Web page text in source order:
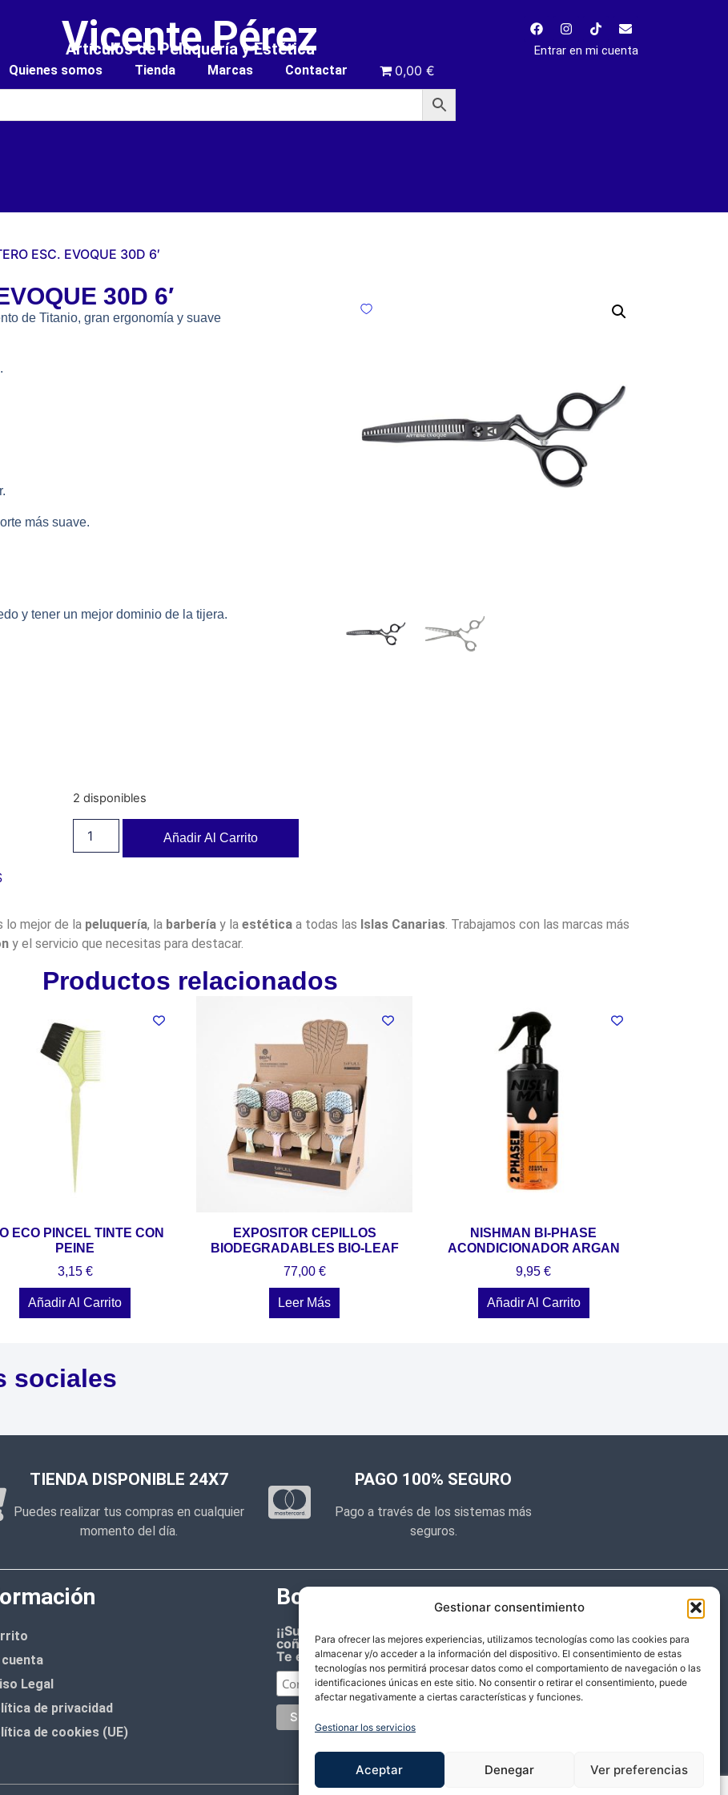
Gestionar consentimiento
Para ofrecer las mejores experiencias, utilizamos tecnologías como las cookies para
almacenar y/o acceder a la información del dispositivo. El consentimiento de estas
tecnologías nos permitirá procesar datos como el comportamiento de navegación o las
identificaciones únicas en este sitio. No consentir o retirar el consentimiento, puede
afectar negativamente a ciertas características y funciones.
Gestionar los servicios
Aceptar Denegar Ver preferencias
Vicente Pérez
Artículos de Peluquería y Estética
Quienes somos Tienda Marcas Contactar 0,00 €
Entrar en mi cuenta
ESC. EVOQUE 30D 6′
30D 6′
de Titanio, gran ergonomía y suave
más suave.
y tener un mejor dominio de la tijera.
2 disponibles
Añadir Al Carrito
lo mejor de la peluquería, la barberíay la estéticaa todas las Islas Canarias. Trabajamos con las marcas más
y el servicio que necesitas para destacar.
Productos relacionados
ECO PINCEL TINTE CON
PEINE
3,15 €
Añadir Al Carrito
EXPOSITOR CEPILLOS
BIODEGRADABLES BIO-LEAF
77,00 €
Leer Más
NISHMAN BI-PHASE
ACONDICIONADOR ARGAN
9,95€
Añadir Al Carrito
sociales
TIENDA DISPONIBLE 24X7
Puedes realizar tus compras en cualquier
momento del día.
PAGO 100% SEGURO
Pago a través de los sistemas más
seguros.
cuenta
Legal
de privacidad
de cookies (UE)
Boletín de noticias
¡¡Suscríbete y prometemos no dar mucho el
coñazo.!!
Te enviaremos sólo cosas importantes.